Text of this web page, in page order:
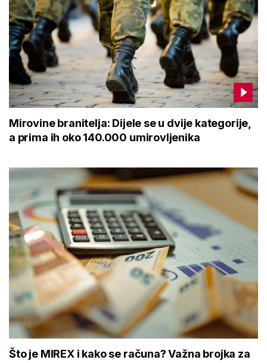
Mirovine branitelja: Dijele se u dvije kategorije,
a prima ih oko 140.000 umirovljenika
Što je MIREX i kako se računa? Važna brojka za